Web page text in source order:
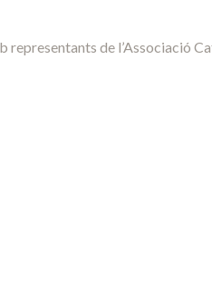
representants de l’Associació